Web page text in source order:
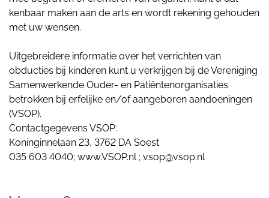
kenbaar maken aan de arts en wordt rekening gehouden
met uw wensen.
Uitgebreidere informatie over het verrichten van
obducties bij kinderen kunt u verkrijgen bij de Vereniging
Samenwerkende Ouder- en Patiëntenorganisaties
betrokken bij erfelijke en/of aangeboren aandoeningen
(VSOP).
Contactgegevens VSOP:
Koninginnelaan 23, 3762 DA Soest
035 603 4040; www.VSOP.nl ; vsop@vsop.nl